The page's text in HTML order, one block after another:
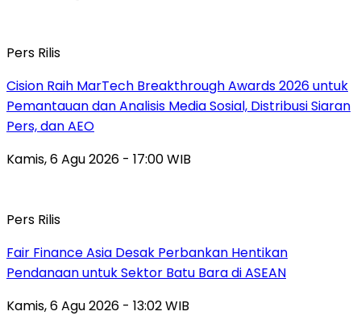
Pers Rilis
Cision Raih MarTech Breakthrough Awards 2026 untuk
Pemantauan dan Analisis Media Sosial, Distribusi Siaran
Pers, dan AEO
Kamis, 6 Agu 2026 - 17:00 WIB
Pers Rilis
Fair Finance Asia Desak Perbankan Hentikan
Pendanaan untuk Sektor Batu Bara di ASEAN
Kamis, 6 Agu 2026 - 13:02 WIB